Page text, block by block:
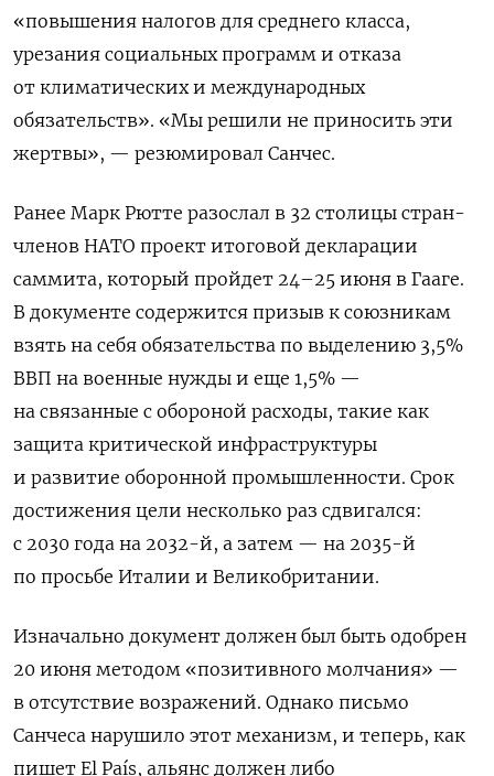
«повышения налогов для среднего класса,
урезания социальных программ и отказа
от климатических и международных
обязательств». «Мы решили не приносить эти
жертвы», — резюмировал Санчес.
Ранее Марк Рютте разослал в 32 столицы стран-
членов НАТО проект итоговой декларации
саммита, который пройдет 24–25 июня в Гааге.
В документе содержится призыв к союзникам
взять на себя обязательства по выделению 3,5%
ВВП на военные нужды и еще 1,5% —
на связанные с обороной расходы, такие как
защита критической инфраструктуры
и развитие оборонной промышленности. Срок
достижения цели несколько раз сдвигался:
с 2030 года на 2032-й, а затем — на 2035-й
по просьбе Италии и Великобритании.
Изначально документ должен был быть одобрен
20 июня методом «позитивного молчания» —
в отсутствие возражений. Однако письмо
Санчеса нарушило этот механизм, и теперь, как
пишет El País, альянс должен либо